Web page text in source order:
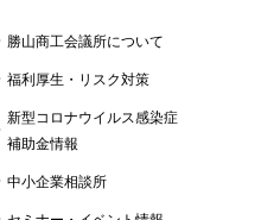
勝山商工会議所について
福利厚生・リスク対策
新型コロナウイルス感染症
補助金情報
中小企業相談所